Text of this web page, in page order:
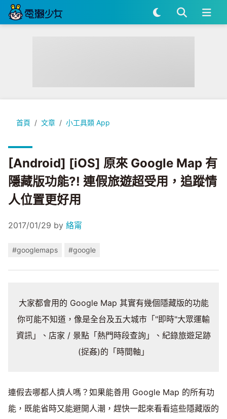
首頁 文章 小工具類 App
[Android] [iOS] 原來 Google Map 有隱藏版功能?! 連假旅遊
[Android] [iOS] 原來 Google Map 有
隱藏版功能?! 連假旅遊超受用，追蹤情
人位置更好用
2017/01/29 by 絡甯
#googlemaps #google
大家都會用的 Google Map 其實有幾個隱藏版的功能
你可能不知道，像是全台及五大城市「"即時"大眾運輸
資訊」、店家 / 景點「熱門時段查詢」、紀錄旅遊足跡
(捉姦)的「時間軸」
連假去哪都人擠人嗎？如果能善用 Google Map 的所有功
能，既能省時又能避開人潮，趕快一起來看看這些隱藏版的